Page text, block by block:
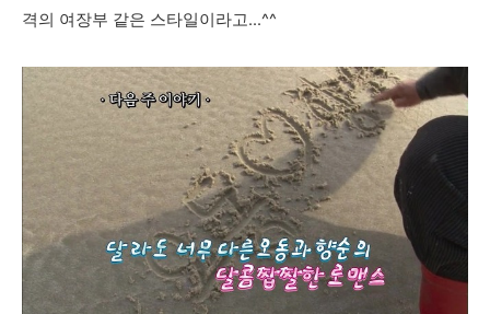
격의 여장부 같은 스타일이라고...^^